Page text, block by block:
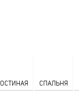
СПАЛЬНЯ